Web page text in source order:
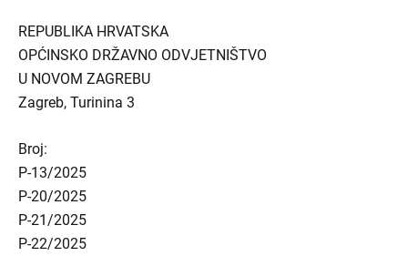
REPUBLIKA HRVATSKA
OPĆINSKO DRŽAVNO ODVJETNIŠTVO
U NOVOM ZAGREBU
Zagreb, Turinina 3
Broj:
P-13/2025
P-20/2025
P-21/2025
P-22/2025